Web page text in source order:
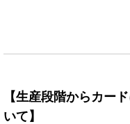
【生産段階からカー
いて】